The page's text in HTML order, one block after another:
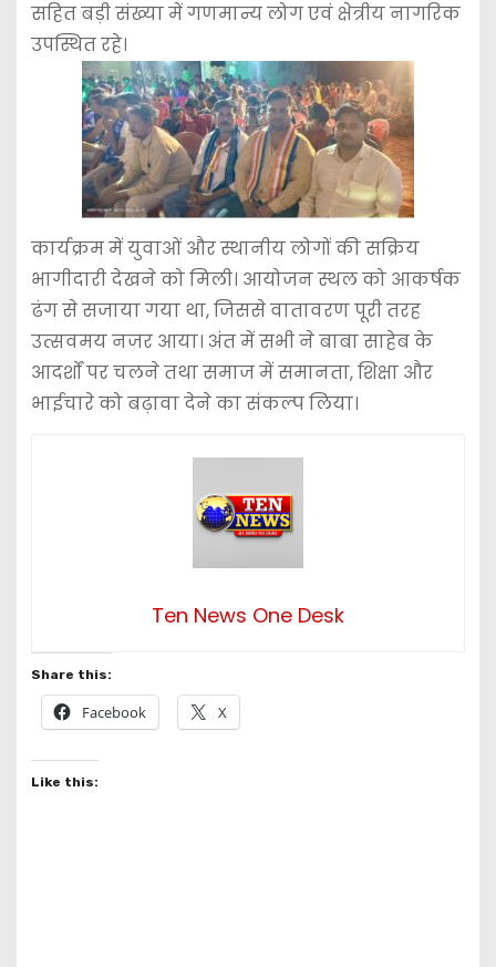
सहित बड़ी संख्या में गणमान्य लोग एवं क्षेत्रीय नागरिक
उपस्थित रहे।
कार्यक्रम में युवाओं और स्थानीय लोगों की सक्रिय
भागीदारी देखने को मिली। आयोजन स्थल को आकर्षक
ढंग से सजाया गया था, जिससे वातावरण पूरी तरह
उत्सवमय नजर आया। अंत में सभी ने बाबा साहेब के
आदर्शों पर चलने तथा समाज में समानता, शिक्षा और
भाईचारे को बढ़ावा देने का संकल्प लिया।
Ten News One Desk
Share this:
Facebook X
Like this: